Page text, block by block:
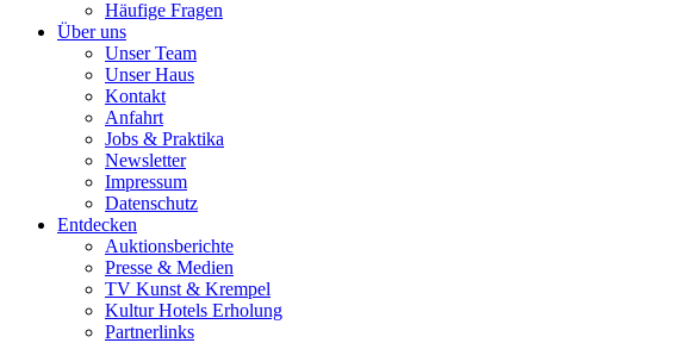
Häufige Fragen
Über uns
Unser Team
Unser Haus
Kontakt
Anfahrt
Jobs & Praktika
Newsletter
Impressum
Datenschutz
Entdecken
Auktionsberichte
Presse & Medien
TV Kunst & Krempel
Kultur Hotels Erholung
Partnerlinks